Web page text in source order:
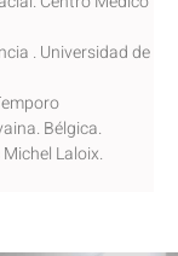
. Universidad de
Bélgica.
Laloix.